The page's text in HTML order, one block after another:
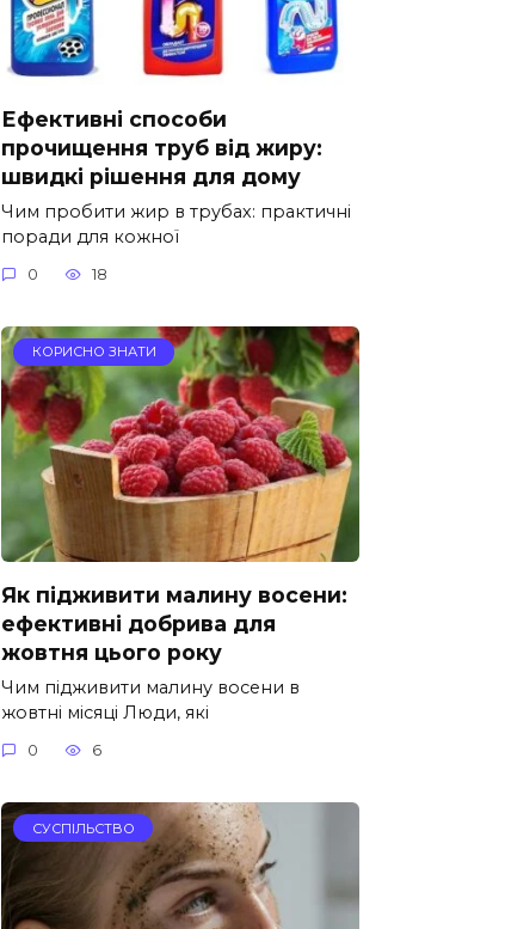
Ефективні способи
прочищення труб від жиру:
швидкі рішення для дому
Чим пробити жир в трубах: практичні
поради для кожної
0 18
КОРИСНО ЗНАТИ
Як підживити малину восени:
ефективні добрива для
жовтня цього року
Чим підживити малину восени в
жовтні місяці Люди, які
0 6
СУСПІЛЬСТВО